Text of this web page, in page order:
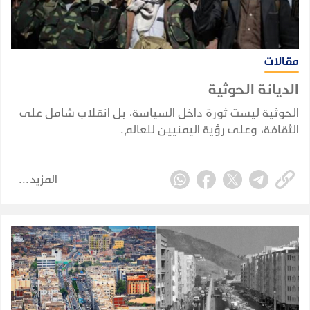
مقالات
الديانة الحوثية
الحوثية ليست ثورة داخل السياسة، بل انقلاب شامل على
الثقافة، وعلى رؤية اليمنيين للعالم.
المزيد